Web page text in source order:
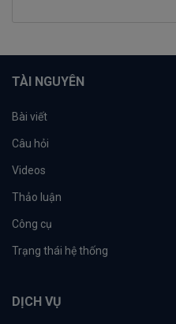
TÀI NGUYÊN
Bài viết
Câu hỏi
Videos
Thảo luận
Công cụ
Trạng thái hệ thống
DỊCH VỤ